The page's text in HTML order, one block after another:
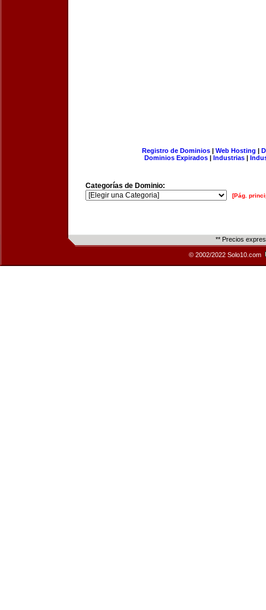
Registro de Dominios| Web Hosting |
Dominios Expirados | Industrias |
Categorías de Dominio:
[Pág.
** Precios
© 2002/2022 Solo10.com